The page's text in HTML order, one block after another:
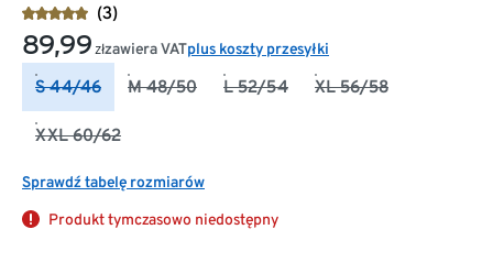
(3)
89,99 złzawiera VATplus koszty przesyłki
S 44/46 M 48/50 L 52/54 XL 56/58
XXL 60/62
Sprawdź tabelę rozmiarów
Produkt tymczasowo niedostępny